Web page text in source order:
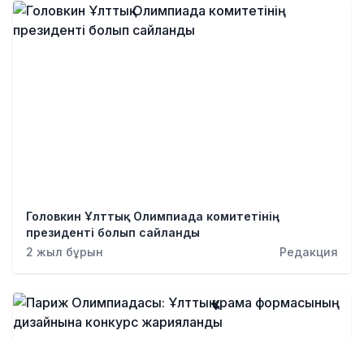
Головкин Ұлттық Олимпиада комитетінің
президенті болып сайланды
2 жыл бұрын
Редакция